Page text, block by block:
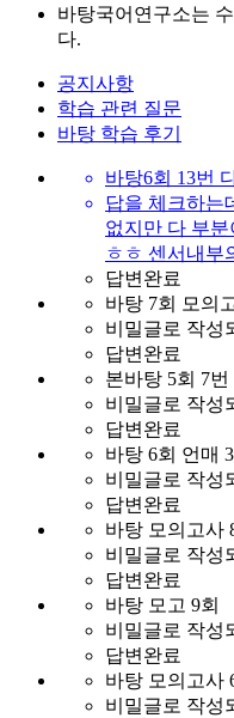
바탕국어연구소는
다.
공지사항
학습 관련 질문
바탕 학습 후기
바탕6회 13번
답을 체크하는
없지만 다 부
ㅎㅎ 센서내부
답변완료
바탕 7회 모의
비밀글로 작성
답변완료
본바탕 5회 7번
비밀글로 작성
답변완료
바탕 6회 언매
비밀글로 작성
답변완료
바탕 모의고사
비밀글로 작성
답변완료
바탕 모고 9회
비밀글로 작성
답변완료
바탕 모의고사
비밀글로 작성